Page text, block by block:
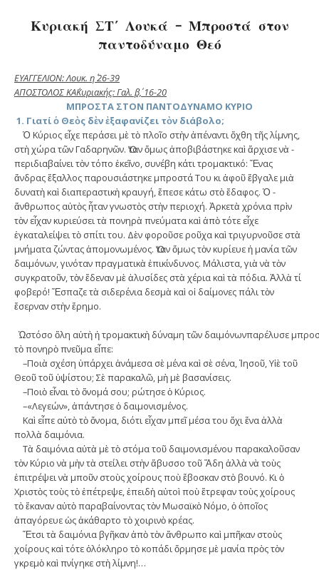
Κυριακή ΣΤ΄ Λουκά – Μπροστά στον
παντοδύναμο Θεό
ΕΥΑΓΓΕΛΙΟΝ: Λουκ. η΄ 26-39
ΑΠΟΣΤΟΛΟΣ ΚΑ΄Κυριακής: Γαλ. β΄, 16-20
ΜΠΡΟΣΤΑ ΣΤΟΝ ΠΑΝΤΟΔΥΝΑΜΟ ΚΥΡΙΟ
1. Γιατί ὁ Θεὸς δὲν ἐξαφανίζει τὸν διάβολο;
Ὁ Κύριος εἶχε περάσει μὲ τὸ πλοῖο στὴν ἀπέναντι ὄχθη τῆς λίμνης,
στὴ χώ­ρα τῶν Γαδαρηνῶν. Ὅταν ὅμως ἀποβιβάστηκε καὶ ἄρχισε νὰ ­
περιδιαβαίνει τὸν τόπο ἐκεῖνο, συνέβη κάτι τρομακτι­κό: Ἕνας
ἄνδρας ἔξαλλος παρουσιά­στηκε μπροστά Του κι ἀφοῦ ­ἔβγαλε μιὰ
δυνατὴ καὶ διαπεραστικὴ κραυγή, ἔπεσε κάτω στὸ ἔδαφος. Ὁ ­
ἄνθρωπος αὐτὸς ἦταν γνωστὸς στὴν περιοχή. Ἀρ­κετὰ χρόνια πρὶν
τὸν εἶχαν ­κυριεύσει τὰ πονηρὰ πνεύματα καὶ ἀπὸ τότε εἶχε
ἐγκαταλείψει τὸ σπίτι του. Δὲν φοροῦσε ροῦχα καὶ τριγυρνοῦσε στὰ
μνήματα ζώντας ἀπομονωμένος. Ὅταν ὅμως τὸν κυρίευε ἡ μανία τῶν
δαιμόνων, γινόταν πραγματικὰ ἐπικίνδυνος. Μάλιστα, γιὰ νὰ τὸν
συγκρατοῦν, τὸν ἔδεναν μὲ ἁλυσίδες στὰ χέρια καὶ τὰ πόδια. Ἀλλὰ τί
φοβερό! Ἔσπαζε τὰ σιδερένια δεσμὰ καὶ οἱ δαίμονες πάλι τὸν
ἔσερναν στὴν ἔρημο.
Ὡστόσο ὅλη αὐτὴ ἡ τρομακτικὴ δύναμη τῶν δαιμόνωνπαρέλυσε
τὸ πονηρὸ πνεῦμα εἶπε:
–Ποιὰ σχέση ὑπάρχει ἀνάμεσα σὲ μένα καὶ σὲ σένα, Ἰησοῦ, Υἱὲ τοῦ
Θεοῦ τοῦ ὑψίστου; Σὲ παρακαλῶ, μὴ μὲ βασανίσεις.
–Ποιὸ εἶναι τὸ ὄνομά σου; ρώτησε ὁ Κύριος.
–«Λεγεών», ἀπάντησε ὁ δαιμονισμένος.
Καὶ εἶπε αὐτὸ τὸ ὄνομα, διότι εἶχαν μπεῖ μέσα του ὄχι ἕνα ἀλλὰ
πολλὰ δαι­­μόνια.
Τὰ δαιμόνια αὐτὰ μὲ τὸ στόμα τοῦ δαιμονισμένου παρακα­λοῦσαν
τὸν Κύριο νὰ μὴν τὰ στείλει στὴν ἄβυσσο τοῦ Ἅδη ἀλλὰ νὰ τοὺς
ἐπιτρέψει νὰ μποῦν στοὺς χοίρους ποὺ ἔβοσκαν στὸ ­βουνό. Κι ὁ
Χριστὸς τοὺς τὸ ­ἐπέτρεψε, ἐπειδὴ αὐτοὶ ποὺ ἔτρε­­­­­­φαν τοὺς ­χοίρους
τὸ ἔ­­­καναν αὐτὸ παραβαίνοντας τὸν Μω­­σα­ϊκὸ Νόμο, ὁ ὁποῖος
ἀπαγόρευε ὡς ἀκάθαρτο τὸ χοι­ρινὸ κρέας.
Ἔτσι τὰ δαιμόνια βγῆκαν ἀπὸ τὸν ἄνθρωπο καὶ μπῆκαν στοὺς
χοίρους καὶ τότε ὁ­­λόκληρο τὸ κοπάδι ὅρμησε μὲ μανία πρὸς τὸν
γκρεμὸ καὶ πνίγηκε στὴ λίμνη!…